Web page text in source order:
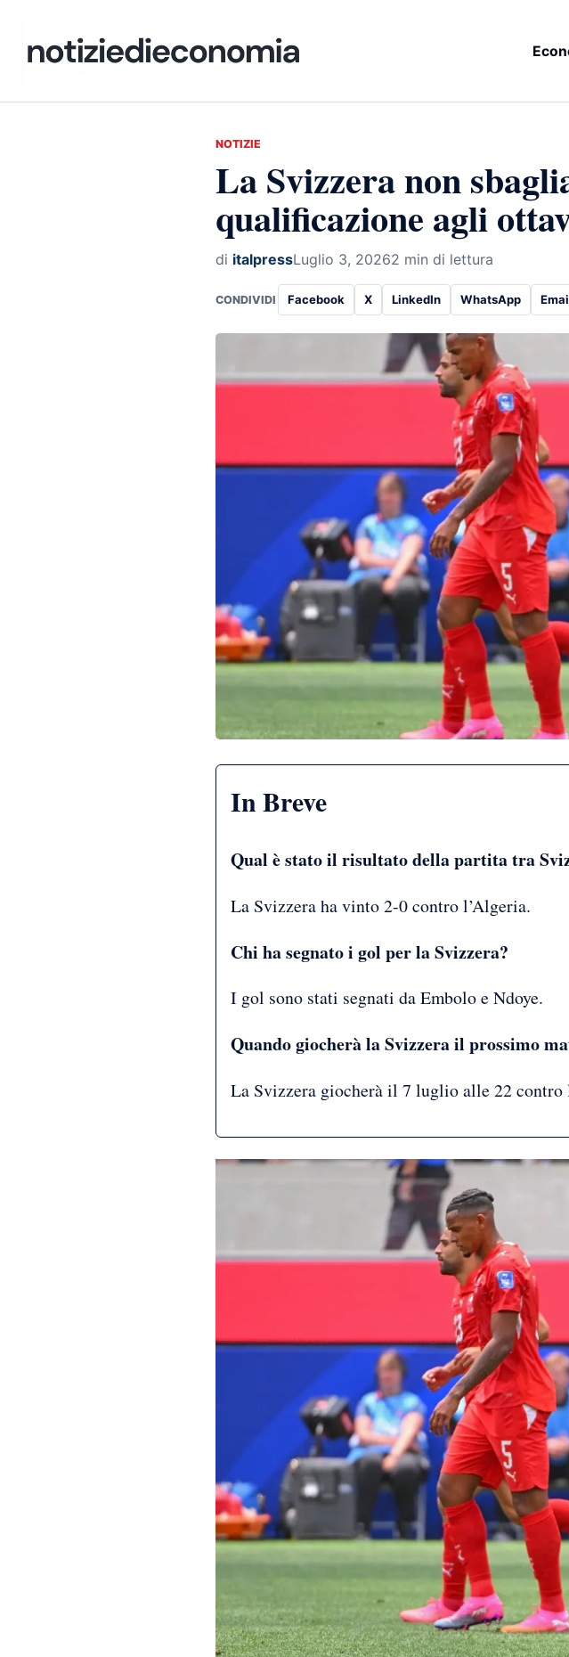
NOTIZIE
La Svizzera non
qualificazione agli
di italpressLuglio 3, 20262 min di lettura
CONDIVIDI Facebook X LinkedIn WhatsApp
In Breve
Qual è stato il risultato della partita tra
La Svizzera ha vinto 2-0 contro l’Algeria.
Chi ha segnato i gol per la Svizzera?
I gol sono stati segnati da Embolo e Ndoye.
Quando giocherà la Svizzera il prossimo
La Svizzera giocherà il 7 luglio alle 22